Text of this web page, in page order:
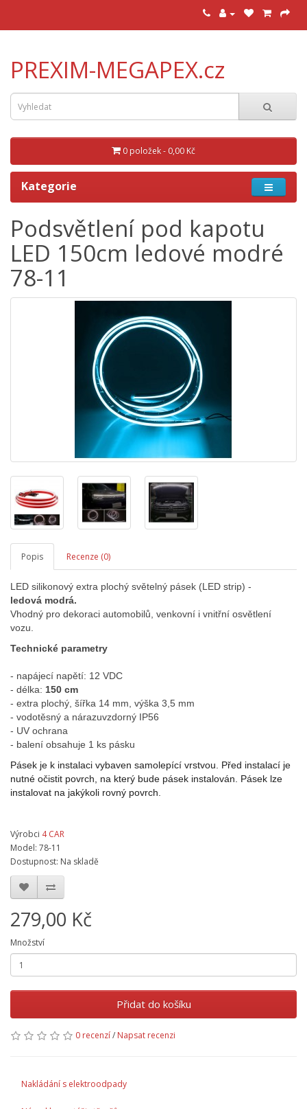
PREXIM-MEGAPEX.cz
0 položek - 0,00 Kč
Kategorie
Podsvětlení pod kapotu
LED 150cm ledové modré
78-11
Popis Recenze (0)
LED silikonový extra plochý světelný pásek (LED strip) -
ledová modrá.
Vhodný pro dekoraci automobilů, venkovní i vnitřní osvětlení
vozu.
Technické parametry
- napájecí napětí: 12 VDC
- délka: 150 cm
- extra plochý, šířka 14 mm, výška 3,5 mm
- vodotěsný a nárazuvzdorný IP56
- UV ochrana
- balení obsahuje 1 ks pásku
Pásek je k instalaci vybaven samolepící vrstvou. Před instalací je
nutné očistit povrch, na který bude pásek instalován. Pásek lze
instalovat na jakýkoli rovný povrch.
Výrobci 4 CAR
Model: 78-11
Dostupnost: Na skladě
279,00 Kč
Množství
Přidat do košíku
0 recenzí/ Napsat recenzi
Nakládání s elektroodpady